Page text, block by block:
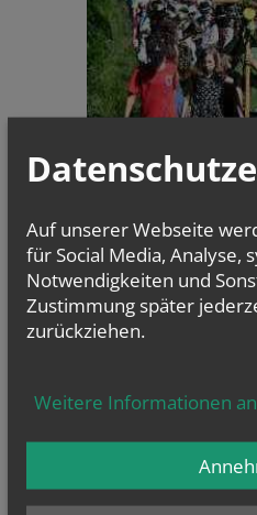
Wallfahrt zur Bildeiche -
Fallbach
NAMENSTAGE
Hl. Dominikus, Hl. Cyriakus,
Hildiger, Hl....
Auf unserer Webseite
für Social Media, Analyse,
Notwendigkeiten und
Zustimmung später
zurückziehen.
Weitere Informationen